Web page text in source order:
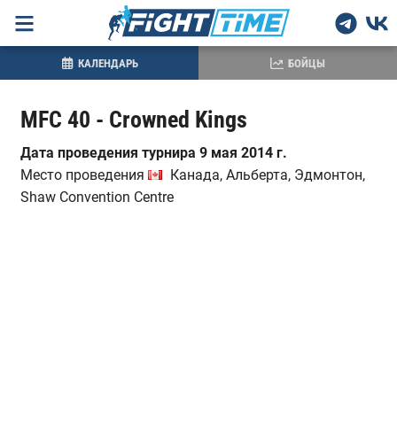
MFC 40 - Crowned Kings
Дата проведения турнира 9 мая 2014 г.
Место проведения
Канада, Альберта, Эдмонтон,
Shaw Convention Centre
КАЛЕНДАРЬ БОЙЦЫ